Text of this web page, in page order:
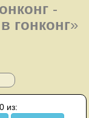
-
гонконг»
из: